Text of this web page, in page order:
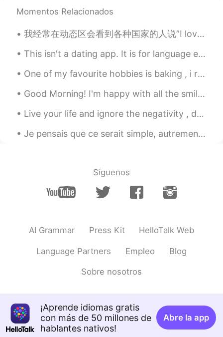
CN JP
天天耳濡目染的听力都练起来了😊
Bonnie 2020.03.24 03:17
@Mike 麦克儿
CN EN
@Mike 麦克儿谢谢
2020.03.24 03:15
excellent. eck suh lent
Mike 麦克儿 2020.03.24 03:14
Mike 麦克儿
EN CN KR RU
@Kikiexcellent. eck suh lent
Momentos Relacionados
我经常在动态区会看到各种国家的人说”I love china” 然后评论下肯定有人写”thank you” 让我想起的画面就是女主角跟老公说一句”老公...我爱你哦😍” 然后老公严肃语气来个”...
This isn't a dating app. It is for language exchange. I've been with my boyfriend for 2 years. Pl...
One of my favourite hobbies is baking , i really enjoy creating delicious cakes to share with my ...
Good Morning! I'm happy with all the smiles on the streets, green at the traffic lights, coffee ...
Live your life and ignore the negativity , don’t let anyone steal your happiness . Positive mind...
Je pensais que ce serait simple, autrement je ne t'aurais pas demander de me remplacer ! I thoug...
Síguenos
AI Grammar Press Kit HelloTalk Web
Language Partners Empleo Blog
Sobre nosotros
¡Aprende idiomas gratis
con más de 50 millones de
hablantes nativos!
Abre la app